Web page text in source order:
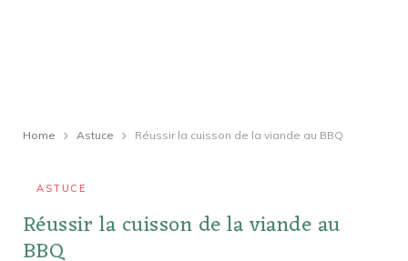
Home Astuce Réussir la cuisson de la viande au BBQ
ASTUCE
Réussir la cuisson de la viande au
BBQ